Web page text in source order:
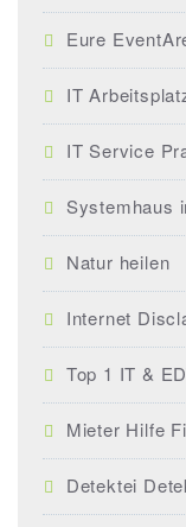
Eure
IT
IT Service
Systemhaus
Natur heilen
Internet
Top 1 IT &
Mieter Hilfe
Detektei